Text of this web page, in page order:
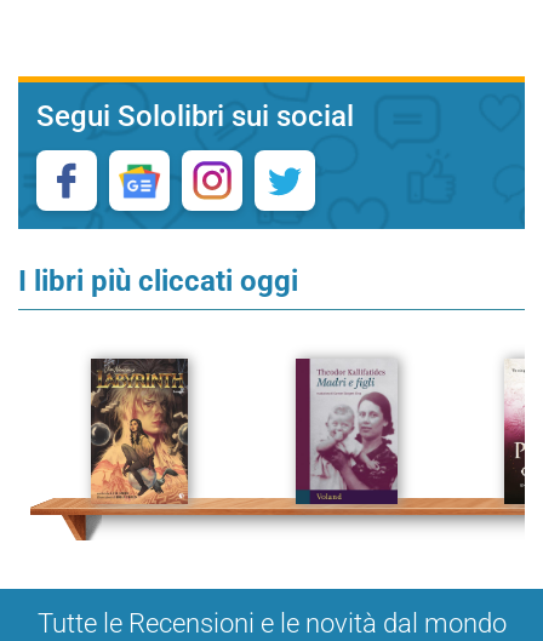
Segui Sololibri sui social
I libri più cliccati oggi
Tutte le Recensioni e le novità dal mondo